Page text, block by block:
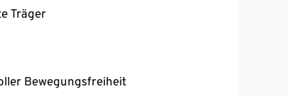
Träger
Bewegungsfreiheit